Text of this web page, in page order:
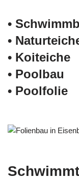
•
•
• Koiteiche
• Poolbau
• Poolfolie